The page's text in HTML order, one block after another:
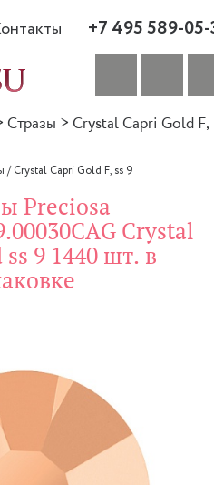
+7 495 589-
Стразы > Crystal Capri Gold F,
/Crystal Capri Gold F, ss 9
Preciosa
Crystal
9 1440 шт. в